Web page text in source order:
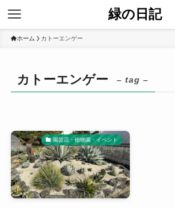
緑の日記
ホーム カトーエンゲー
カトーエンゲー – tag –
園芸店・植物園・イベント